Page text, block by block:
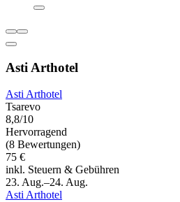
Asti Arthotel
Asti Arthotel
Tsarevo
8,8/10
Hervorragend
(8 Bewertungen)
75 €
inkl. Steuern & Gebühren
23. Aug.–24. Aug.
Asti Arthotel